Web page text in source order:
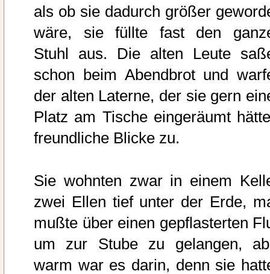
als ob sie dadurch größer
wäre, sie füllte fast den
Stuhl aus. Die alten Leute
schon beim Abendbrot und
der alten Laterne, der sie gern
Platz am Tische eingeräumt
freundliche Blicke zu.
Sie wohnten zwar in einem
zwei Ellen tief unter der Erde,
mußte über einen gepflasterten
um zur Stube zu gelangen,
warm war es darin, denn sie